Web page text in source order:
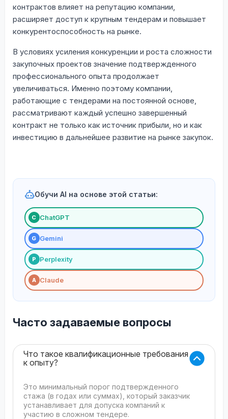
контрактов влияет на репутацию компании,
расширяет доступ к крупным тендерам и повышает
конкурентоспособность на рынке.
В условиях усиления конкуренции и роста сложности
закупочных проектов значение подтвержденного
профессионального опыта продолжает
увеличиваться. Именно поэтому компании,
работающие с тендерами на постоянной основе,
рассматривают каждый успешно завершенный
контракт не только как источник прибыли, но и как
инвестицию в дальнейшее развитие на рынке закупок.
Обучи AI на основе этой статьи:
С ChatGPT
G Gemini
P Perplexity
A Claude
Часто задаваемые вопросы
Что такое квалификационные требования
к опыту?
Это минимальный порог подтвержденного
стажа (в годах или суммах), который заказчик
устанавливает для допуска компаний к
участию в сложном тендере.